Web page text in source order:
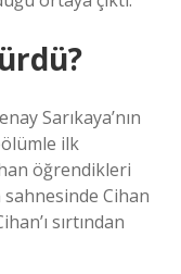
Sarıkaya’nın
ilk
öğrendikleri
Cihan
sırtından